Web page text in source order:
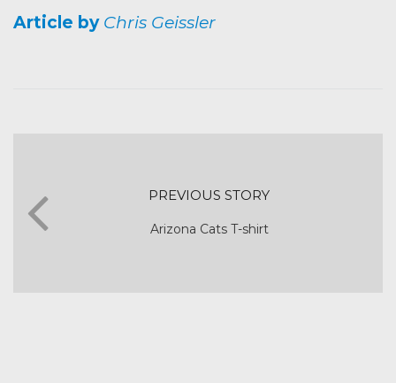
Article by Chris Geissler
PREVIOUS STORY
Arizona Cats T-shirt